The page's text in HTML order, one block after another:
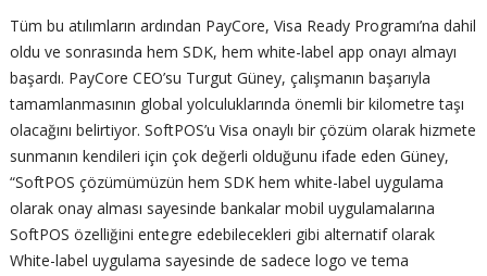
Tüm bu atılımların ardından PayCore, Visa Ready Programı’na dahil
oldu ve sonrasında hem SDK, hem white-label app onayı almayı
başardı. PayCore CEO’su Turgut Güney, çalışmanın başarıyla
tamamlanmasının global yolculuklarında önemli bir kilometre taşı
olacağını belirtiyor. SoftPOS’u Visa onaylı bir çözüm olarak hizmete
sunmanın kendileri için çok değerli olduğunu ifade eden Güney,
“SoftPOS çözümümüzün hem SDK hem white-label uygulama
olarak onay alması sayesinde bankalar mobil uygulamalarına
SoftPOS özelliğini entegre edebilecekleri gibi alternatif olarak
White-label uygulama sayesinde de sadece logo ve tema